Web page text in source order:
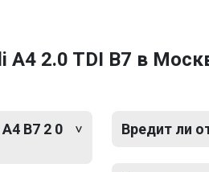
A4 2.0 TDI B7 в
B7 2 0
Вредит ли